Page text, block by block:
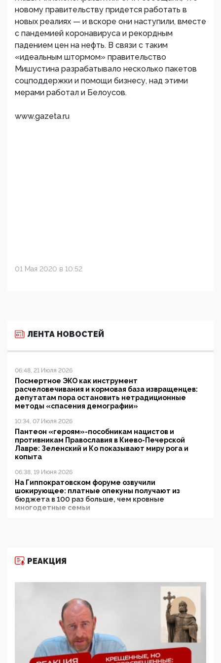
новому правительству придется работать в
новых реалиях — и вскоре они наступили, вместе
с пандемией коронавируса и рекордным
падением цен на нефть. В связи с таким
«идеальным штормом» правительство
Мишустина разрабатывало несколько пакетов
соцподдержки и помощи бизнесу, над этими
мерами работал и Белоусов.
www.gazeta.ru
01 Мая 2020 в 10:52
ЛЕНТА НОВОСТЕЙ
06:48, 21 Июля 2026
Посмертное ЭКО как инструмент
расчеловечивания и кормовая база извращенцев:
депутатам пора остановить нетрадиционные
методы «спасения демографии»
10:34, 07 Июля 2026
Пантеон «героям»-пособникам нацистов и
противникам Православия в Киево-Печерской
Лавре: Зеленский и Ко показывают миру рога и
копыта
06:38, 19 Июня 2026
На Гиппократовском форуме озвучили
шокирующее: платные опекуны получают из
бюджета в 100 раз больше, чем кровные
многодетные семьи
11:53, 09 Июня 2026
деятельность ИИТО ЮНЕСКО в России, но
цифроглобалисты продолжают определять
повестку в образовании
09:43, 01 Июня 2026
5G за счет здоровья граждан: Минцифры намерено
отобрать у регионов и муниципалитетов право
защищать жилые дома и социальные объекты от
РЕАКЦИЯ